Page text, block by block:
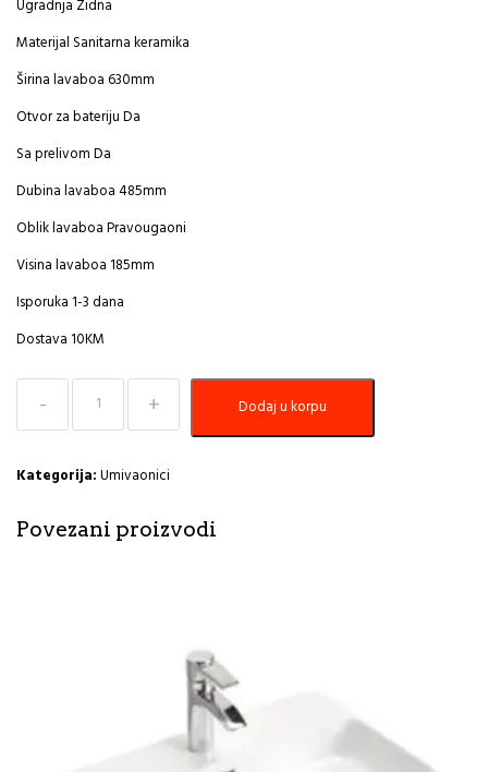
Ugradnja Zidna
Materijal Sanitarna keramika
Širina lavaboa 630mm
Otvor za bateriju Da
Sa prelivom Da
Dubina lavaboa 485mm
Oblik lavaboa Pravougaoni
Visina lavaboa 185mm
Isporuka 1-3 dana
Dostava 10KM
Lavabo
VITRA
SENTO
količina
Dodaj u korpu
Kategorija:Umivaonici
Povezani proizvodi